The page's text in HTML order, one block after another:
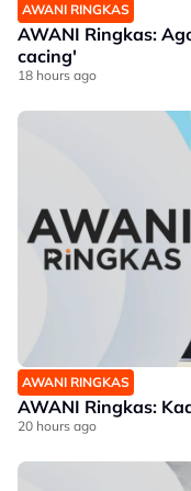
AWANI RINGKAS
AWANI Ringkas:
cacing'
18 hours ago
AWANI RINGKAS
AWANI Ringkas:
20 hours ago